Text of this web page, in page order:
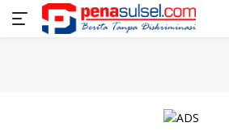
Langsung
Home Nasional Pendidikan